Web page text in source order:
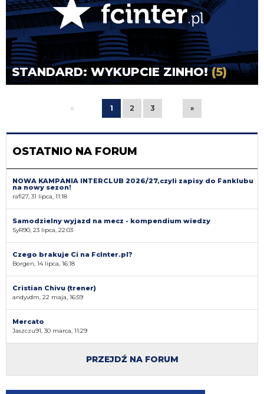
STANDARD: WYKUPCIE ZINHO!(5)
« 1 2 3 »
OSTATNIO NA FORUM
NOWA KAMPANIA INTERCLUB 2026/27,czyli zapisy do Fanklubu
na nowy sezon!
rafi27, 31 lipca, 11:18
Samodzielny wyjazd na mecz - kompendium wiedzy
SyR90, 23 lipca, 22:03
Czego brakuje Ci na FcInter.pl?
Borgen, 14 lipca, 16:18
Cristian Chivu (trener)
andyvdm, 22 maja, 16:59
Mercato
Jaszczu91, 30 marca, 11:29
PRZEJDŹ NA FORUM